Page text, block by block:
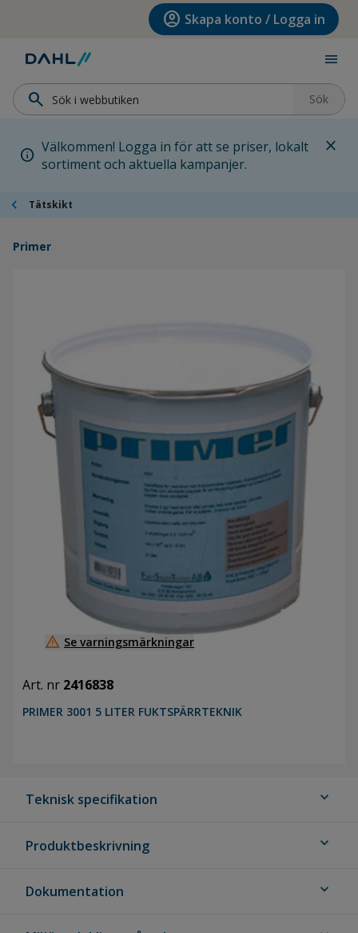
Hoppa till huvudinnehållet account_circle Skapa konto / Logga in
menu
search Sök
info Välkommen! Logga in för att se priser, lokalt
sortiment och aktuella kampanjer.
close
chevron_left Tätskikt
Primer
warning_amber Se varningsmärkningar
Art. nr 2416838
PRIMER 3001 5 LITER FUKTSPÄRRTEKNIK
Teknisk specifikation expand_more
Produktbeskrivning expand_more
Dokumentation expand_more